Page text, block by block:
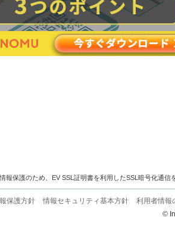
報保護のため、EV SSL証明書を利用したSSL暗号化通信
保護方針 情報セキュリティ基本方針
利用者情報
©